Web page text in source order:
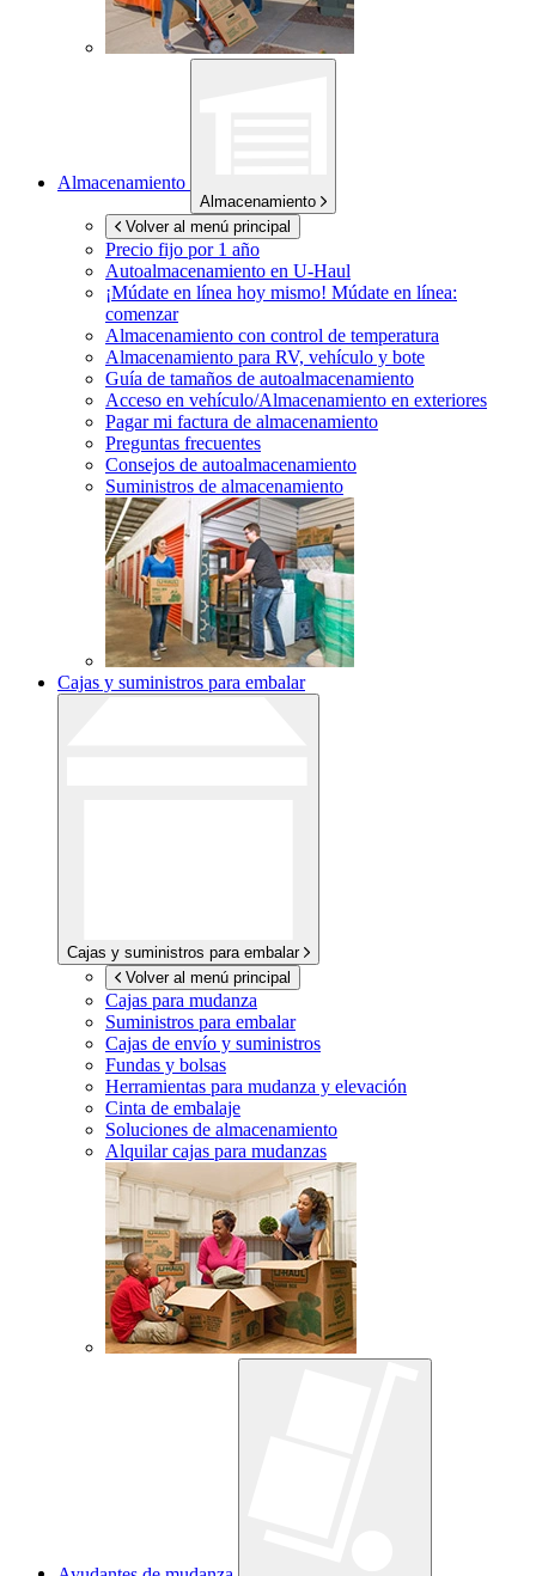
Almacenamiento
Almacenamiento
Volver al menú principal
Precio fijo por 1 año
Autoalmacenamiento en U-Haul
¡Múdate en línea hoy mismo! Múdate en línea:
comenzar
Almacenamiento con control de temperatura
Almacenamiento para RV, vehículo y bote
Guía de tamaños de autoalmacenamiento
Acceso en vehículo/Almacenamiento en exteriores
Pagar mi factura de almacenamiento
Preguntas frecuentes
Consejos de autoalmacenamiento
Suministros de almacenamiento
Cajas y suministros para embalar
Cajas y suministros para embalar
Volver al menú principal
Cajas para mudanza
Suministros para embalar
Cajas de envío y suministros
Fundas y bolsas
Herramientas para mudanza y elevación
Cinta de embalaje
Soluciones de almacenamiento
Alquilar cajas para mudanzas